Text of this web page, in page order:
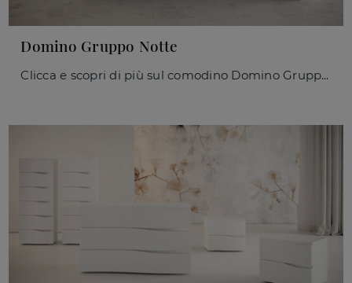
Domino Gruppo Notte
Clicca e scopri di più sul comodino Domino Gruppo Notte: Comodini e mobili con cassetti di Giessegi sono ideali per spazi design.